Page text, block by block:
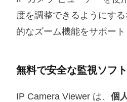
度を調整できるようにす
的なズーム機能をサポー
無料で安全な監視ソフ
IP Camera Viewer は、 個